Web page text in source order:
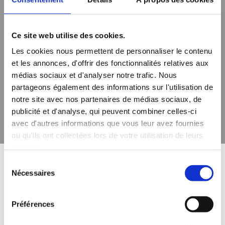
Ce site web utilise des cookies.
Les cookies nous permettent de personnaliser le contenu
et les annonces, d'offrir des fonctionnalités relatives aux
médias sociaux et d'analyser notre trafic. Nous
partageons également des informations sur l'utilisation de
notre site avec nos partenaires de médias sociaux, de
publicité et d'analyse, qui peuvent combiner celles-ci
avec d'autres informations que vous leur avez fournies
ou qu'ils ont collectées lors de votre utilisation de leurs
Nécessaires
Préférences
garantissant une meilleure conductivité
thermique.
VS
Chape Traditionnelle :
diffusion de chaleur, nécessitant des solutions
alternatives pour une performance optimale.
Nous Contacter
Pourquoi Nous Choisir ?
Choisir notre entreprise, c’est opter pour plus de 30